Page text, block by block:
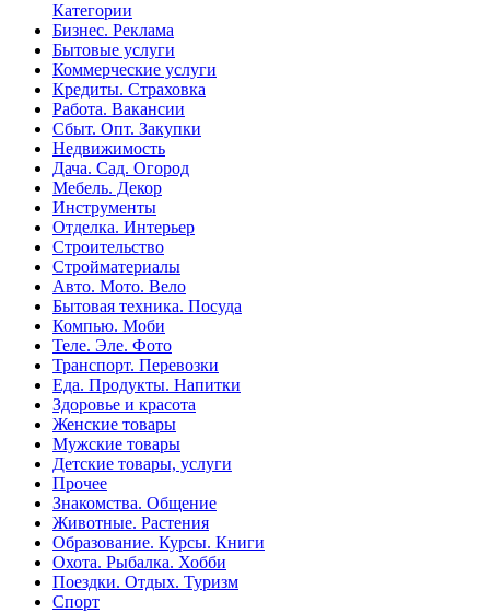
Категории
Бизнес. Реклама
Бытовые услуги
Коммерческие услуги
Кредиты. Страховка
Работа. Вакансии
Сбыт. Опт. Закупки
Недвижимость
Дача. Сад. Огород
Мебель. Декор
Инструменты
Отделка. Интерьер
Строительство
Стройматериалы
Авто. Мото. Вело
Бытовая техника. Посуда
Компью. Моби
Теле. Эле. Фото
Транспорт. Перевозки
Еда. Продукты. Напитки
Здоровье и красота
Женские товары
Мужские товары
Детские товары, услуги
Прочее
Знакомства. Общение
Животные. Растения
Образование. Курсы. Книги
Охота. Рыбалка. Хобби
Поездки. Отдых. Туризм
Спорт